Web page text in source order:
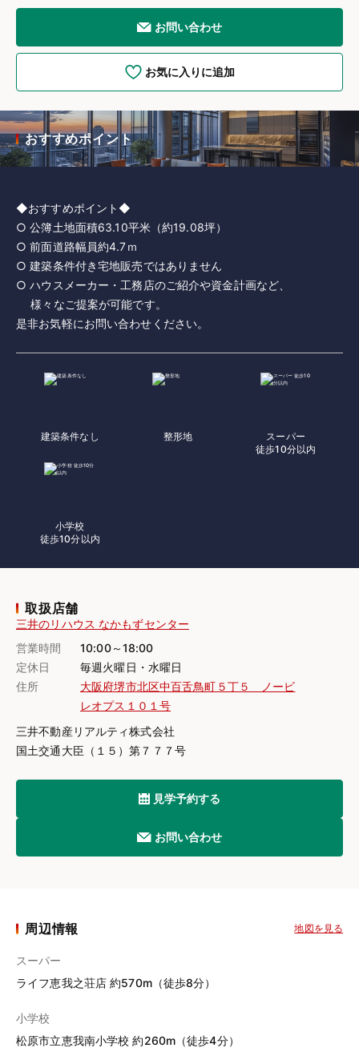
お問い合わせ
お気に入りに追加
おすすめポイント
◆おすすめポイント◆
○ 公簿土地面積63.10平米（約19.08坪）
○ 前面道路幅員約4.7ｍ
○ 建築条件付き宅地販売ではありません
○ ハウスメーカー・工務店のご紹介や資金計画など、
様々なご提案が可能です。
是非お気軽にお問い合わせください。
建築条件なし 整形地
スーパー
徒歩10分以内
小学校
徒歩10分以内
取扱店舗
三井のリハウス なかもずセンター
営業時間
10:00～18:00
定休日
毎週火曜日・水曜日
住所
大阪府堺市北区中百舌鳥町５丁５ ノービ
レオプス１０１号
三井不動産リアルティ株式会社
国土交通大臣（１５）第７７７号
見学予約する
お問い合わせ
周辺情報 地図を見る
スーパー
ライフ恵我之荘店 約570m（徒歩8分）
小学校
松原市立恵我南小学校 約260m（徒歩4分）